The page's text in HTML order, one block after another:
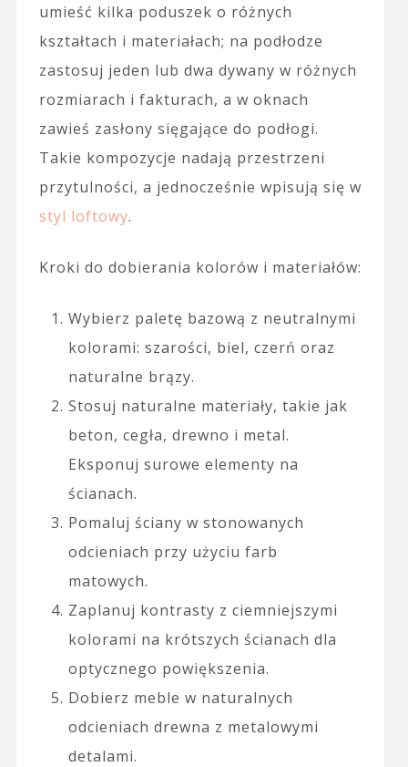
umieść kilka poduszek o różnych
kształtach i materiałach; na podłodze
zastosuj jeden lub dwa dywany w różnych
rozmiarach i fakturach, a w oknach
zawieś zasłony sięgające do podłogi.
Takie kompozycje nadają przestrzeni
przytulności, a jednocześnie wpisują się w
styl loftowy.
Kroki do dobierania kolorów i materiałów:
Wybierz paletę bazową z neutralnymi
kolorami: szarości, biel, czerń oraz
naturalne brązy.
Stosuj naturalne materiały, takie jak
beton, cegła, drewno i metal.
Eksponuj surowe elementy na
ścianach.
Pomaluj ściany w stonowanych
odcieniach przy użyciu farb
matowych.
Zaplanuj kontrasty z ciemniejszymi
kolorami na krótszych ścianach dla
optycznego powiększenia.
Dobierz meble w naturalnych
odcieniach drewna z metalowymi
detalami.